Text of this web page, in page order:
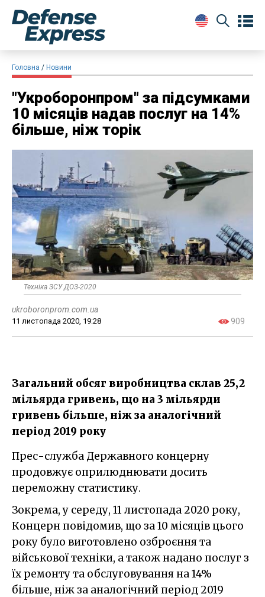
Головна Новини
"Укроборонпром" за підсумками
10 місяців надав послуг на 14%
більше, ніж торік
Техніка ЗСУ ДОЗ-2020
ukroboronprom.com.ua
11 листопада 2020, 19:28 909
Загальний обсяг виробництва склав 25,2
мільярда гривень, що на 3 мільярди
гривень більше, ніж за аналогічний
період 2019 року
Прес-служба Державного концерну
продовжує оприлюднювати досить
переможну статистику.
Зокрема, у середу, 11 листопада 2020 року,
Концерн повідомив, що за 10 місяців цього
року було виготовлено озброєння та
військової техніки, а також надано послуг з
їх ремонту та обслуговування на 14%
більше, ніж за аналогічний період 2019